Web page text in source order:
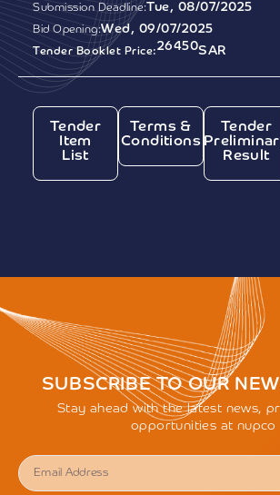
Submission Deadline:Tue, 08/07/2025
Bid Opening:Wed, 09/07/2025
Tender Booklet Price:26450SAR
Tender
Item
List
Terms &
Conditions
Tender
Result
SUBSCRIBE TO OUR
Stay ahead with the latest news,
opportunities at nupco